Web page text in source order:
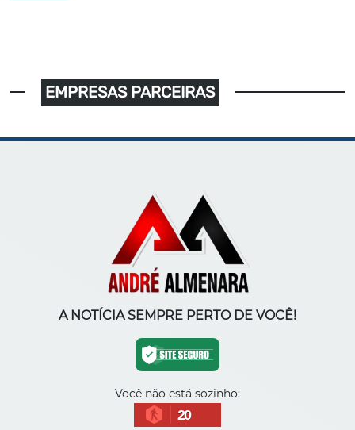
EMPRESAS PARCEIRAS
A NOTÍCIA SEMPRE PERTO DE VOCÊ!
Você não está sozinho:
20